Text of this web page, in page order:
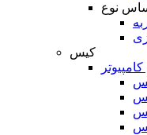
نوع
کیس